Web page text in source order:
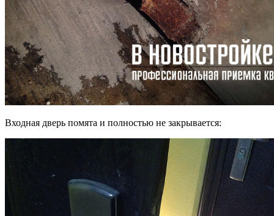
Входная дверь помята и полностью не закрывается: